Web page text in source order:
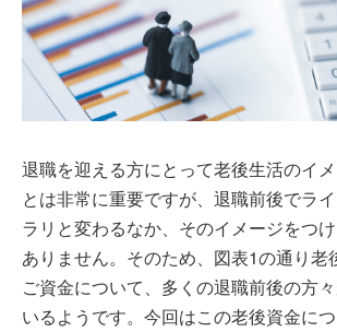
退職を迎える方にとって老後生活のイ
とは非常に重要ですが、退職前後でラ
ラリと変わるなか、そのイメージをつ
ありません。そのため、図表1の通り老
ご資金について、多くの退職前後の方
いるようです。今回はこの老後資金に